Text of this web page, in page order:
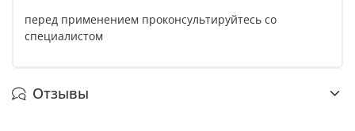
перед применением проконсультируйтесь со
специалистом
Отзывы